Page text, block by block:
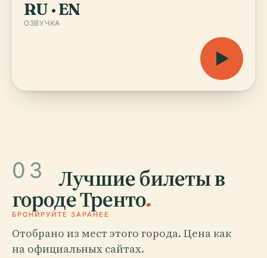
RU · EN
ОЗВУЧКА
03 Лучшие билеты в
городе Тренто.
БРОНИРУЙТЕ ЗАРАНЕЕ
Отобрано из мест этого города. Цена как
на официальных сайтах.